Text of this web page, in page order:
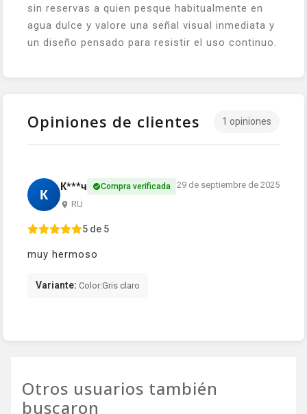
sin reservas a quien pesque habitualmente en
agua dulce y valore una señal visual inmediata y
un diseño pensado para resistir el uso continuo.
Opiniones de clientes 1 opiniones
К К***ч Compra verificada
RU
29 de septiembre de 2025
5 de 5
muy hermoso
Variante: Color:Gris claro
Otros usuarios también
buscaron